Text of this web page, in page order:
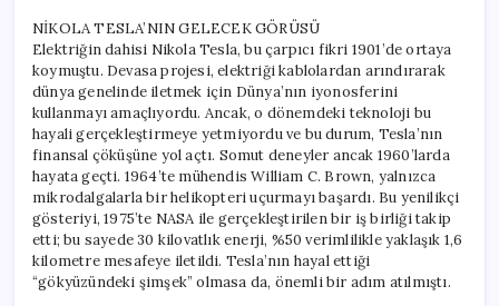
NİKOLA TESLA’NIN GELECEK GÖRÜSÜ
Elektriğin dahisi Nikola Tesla, bu çarpıcı fikri 1901’de ortaya
koymuştu. Devasa projesi, elektriği kablolardan arındırarak
dünya genelinde iletmek için Dünya’nın iyonosferini
kullanmayı amaçlıyordu. Ancak, o dönemdeki teknoloji bu
hayali gerçekleştirmeye yetmiyordu ve bu durum, Tesla’nın
finansal çöküşüne yol açtı. Somut deneyler ancak 1960’larda
hayata geçti. 1964’te mühendis William C. Brown, yalnızca
mikrodalgalarla bir helikopteri uçurmayı başardı. Bu yenilikçi
gösteriyi, 1975’te NASA ile gerçekleştirilen bir iş birliği takip
etti; bu sayede 30 kilovatlık enerji, %50 verimlilikle yaklaşık 1,6
kilometre mesafeye iletildi. Tesla’nın hayal ettiği
“gökyüzündeki şimşek” olmasa da, önemli bir adım atılmıştı.